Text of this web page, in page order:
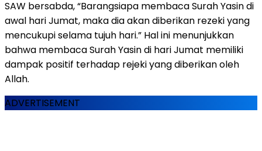
SAW bersabda, “Barangsiapa membaca Surah Yasin di
awal hari Jumat, maka dia akan diberikan rezeki yang
mencukupi selama tujuh hari.” Hal ini menunjukkan
bahwa membaca Surah Yasin di hari Jumat memiliki
dampak positif terhadap rejeki yang diberikan oleh
Allah.
ADVERTISEMENT